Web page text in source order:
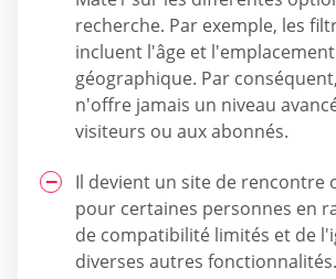
recherche. Par exemple, les
incluent l'âge et l'emplacement
géographique. Par
n'offre jamais un niveau
visiteurs ou aux abonnés.
Il devient un site de rencontre
pour certaines personnes en
de compatibilité limités et de
diverses autres fonctionnalités.